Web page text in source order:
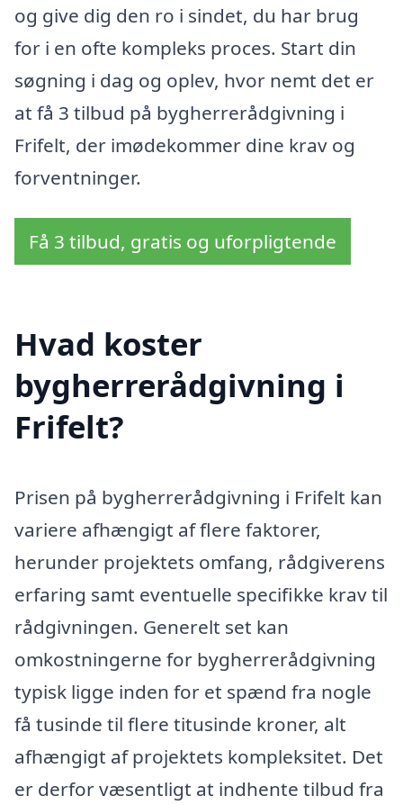
og give dig den ro i sindet, du har brug
for i en ofte kompleks proces. Start din
søgning i dag og oplev, hvor nemt det er
at få 3 tilbud på bygherrerådgivning i
Frifelt, der imødekommer dine krav og
forventninger.
Få 3 tilbud, gratis og uforpligtende
Hvad koster
bygherrerådgivning i
Frifelt?
Prisen på bygherrerådgivning i Frifelt kan
variere afhængigt af flere faktorer,
herunder projektets omfang, rådgiverens
erfaring samt eventuelle specifikke krav til
rådgivningen. Generelt set kan
omkostningerne for bygherrerådgivning
typisk ligge inden for et spænd fra nogle
få tusinde til flere titusinde kroner, alt
afhængigt af projektets kompleksitet. Det
er derfor væsentligt at indhente tilbud fra